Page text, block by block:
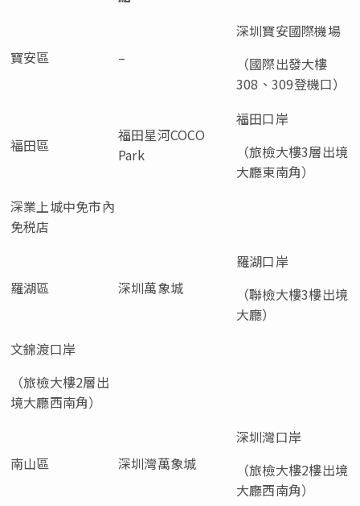
寶安區 –
深圳寶安國際機場
（國際出發大樓
308、309登機口）
福田區
福田星河COCO
Park
福田口岸
（旅檢大樓3層出境
大廳東南角）
深業上城中免市內
免税店
羅湖區 深圳萬象城
羅湖口岸
（聯檢大樓3樓出境
大廳）
文錦渡口岸
（旅檢大樓2層出
境大廳西南角）
南山區 深圳灣萬象城
深圳灣口岸
（旅檢大樓2樓出境
大廳西南角）